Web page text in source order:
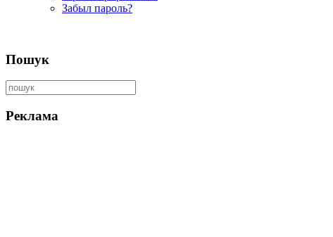
Забыл пароль?
Пошук
Реклама